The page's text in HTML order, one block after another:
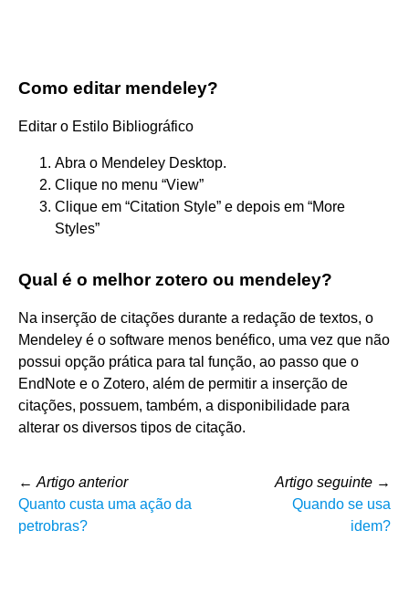
Como editar mendeley?
Editar o Estilo Bibliográfico
Abra o Mendeley Desktop.
Clique no menu “View”
Clique em “Citation Style” e depois em “More
Styles”
Qual é o melhor zotero ou mendeley?
Na inserção de citações durante a redação de textos, o
Mendeley é o software menos benéfico, uma vez que não
possui opção prática para tal função, ao passo que o
EndNote e o Zotero, além de permitir a inserção de
citações, possuem, também, a disponibilidade para
alterar os diversos tipos de citação.
← Artigo anterior
Quanto custa uma ação da
petrobras?
Artigo seguinte →
Quando se usa
idem?